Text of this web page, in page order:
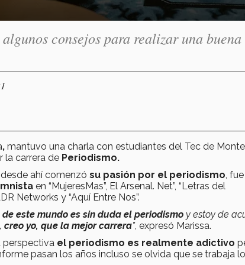
consejos para realizar una buena
, mantuvo una charla con estudiantes del Tec de
la carrera de Periodismo.
ahí comenzó su pasión por el periodismo , fue
en “MujeresMas”, El Arsenal. Net”, “Letras del
Networks y “Aquí Entre Nos”.
este mundo es sin duda el periodismo y estoy de
creo yo, que la mejor carrera”, expresó Marissa.
perspectiva el periodismo es realmente adictivo
pasan los años incluso se olvida que se trabaja